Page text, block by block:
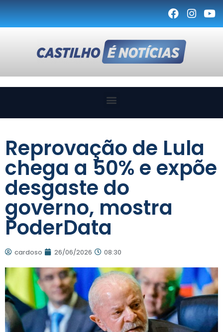
Reprovação de Lula
chega a 50% e expõe
desgaste do
governo, mostra
PoderData
cardoso 26/06/2026 08:30